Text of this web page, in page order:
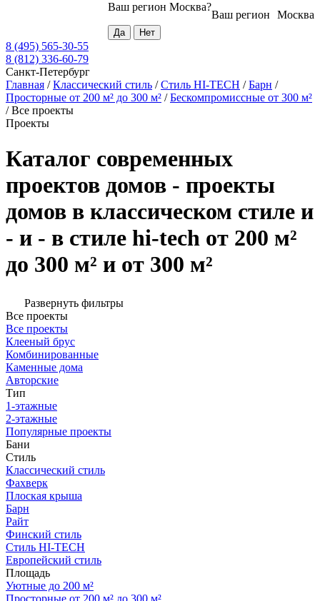
Москва
Ваш регион
Ваш регион Москва?
8 (495) 565-30-55
8 (812) 336-60-79
Санкт-Петербург
Главная /Классический стиль /Стиль HI-TECH /Барн /
Просторные от 200 м² до 300 м² /Бескомпромиссные от 300 м²
/Все проекты
Проекты
Каталог современных
проектов домов - проекты
домов в классическом стиле и
- и - в стиле hi-tech от 200 м²
до 300 м² и от 300 м²
Развернуть фильтры
Все проекты
Все проекты
Клееный брус
Комбинированные
Каменные дома
Авторские
Тип
1-этажные
2-этажные
Популярные проекты
Бани
Стиль
Классический стиль
Фахверк
Плоская крыша
Барн
Райт
Финский стиль
Стиль HI-TECH
Европейский стиль
Площадь
Уютные до 200 м²